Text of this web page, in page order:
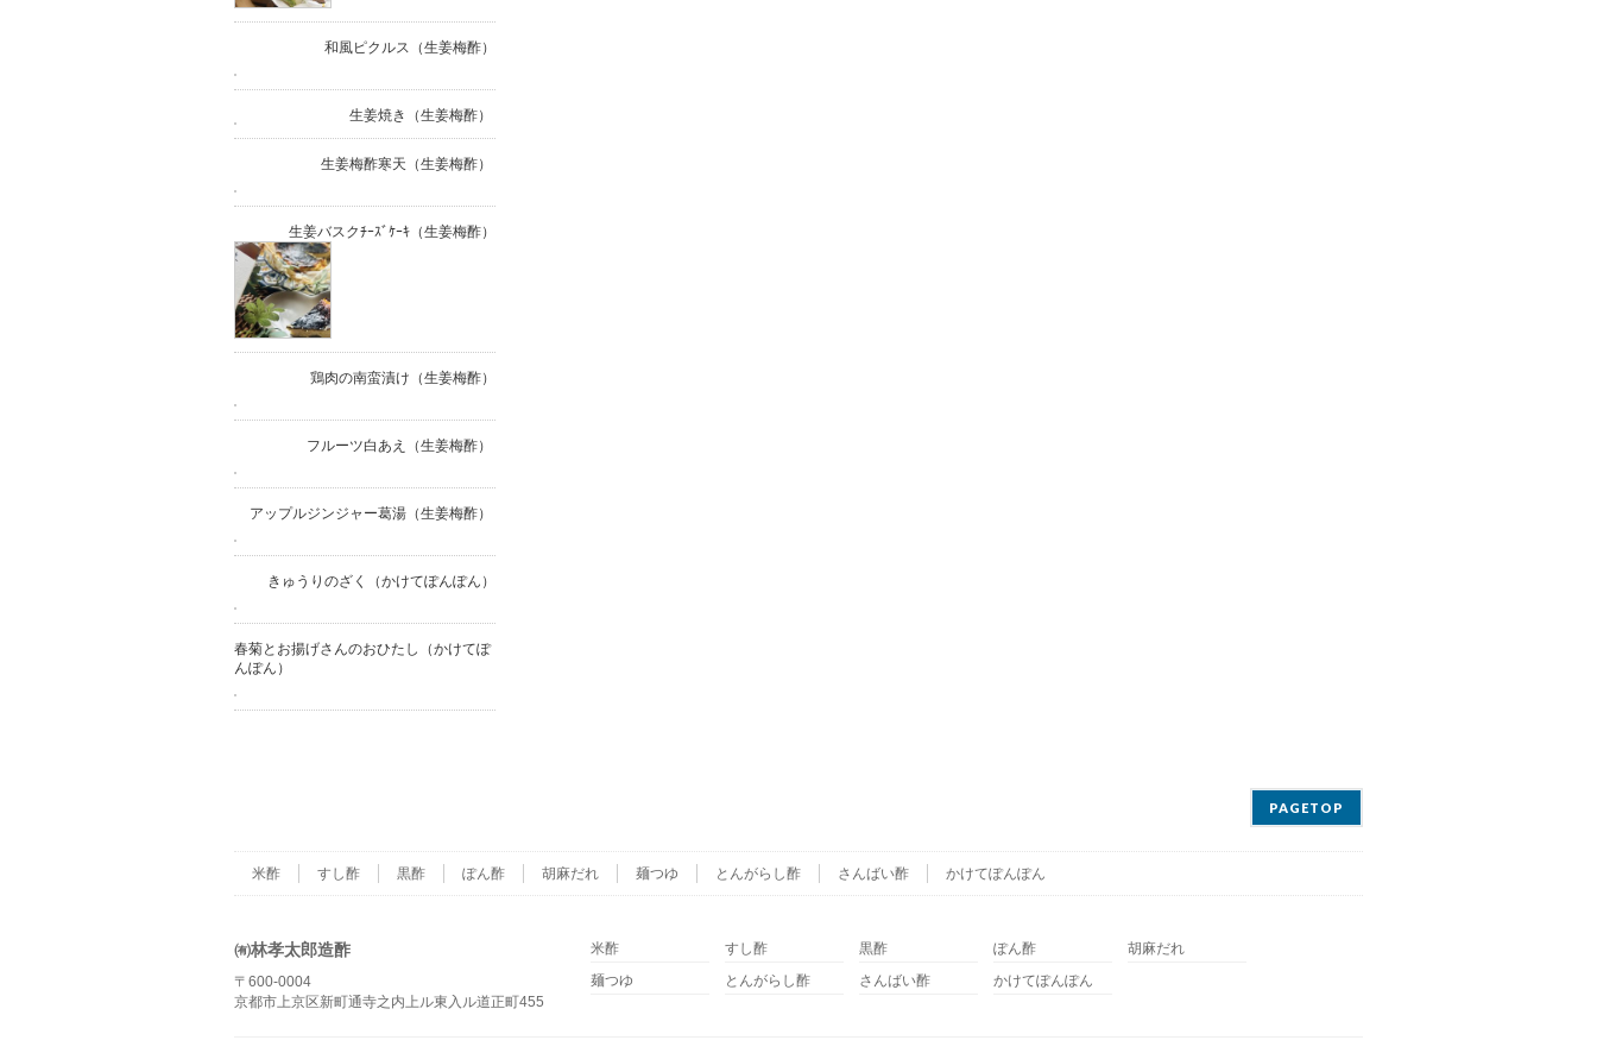
和風ピクルス（生姜梅酢）
生姜焼き（生姜梅酢）
生姜梅酢寒天（生姜梅酢）
生姜バスクﾁｰｽﾞｹｰｷ（生姜梅酢）
鶏肉の南蛮漬け（生姜梅酢）
フルーツ白あえ（生姜梅酢）
アップルジンジャー葛湯（生姜梅酢）
きゅうりのざく（かけてぽんぽん）
春菊とお揚げさんのおひたし（かけてぽ
んぽん）
PAGETOP
米酢 すし酢 黒酢 ぽん酢 胡麻だれ 麺つゆ とんがらし酢 さんばい酢 かけてぽんぽん
㈲林孝太郎造酢
〒600-0004
京都市上京区新町通寺之内上ル東入ル道正町455
米酢 すし酢 黒酢 ぽん酢
胡麻だれ
麺つゆ
とんがらし酢 さんばい酢 かけてぽんぽん